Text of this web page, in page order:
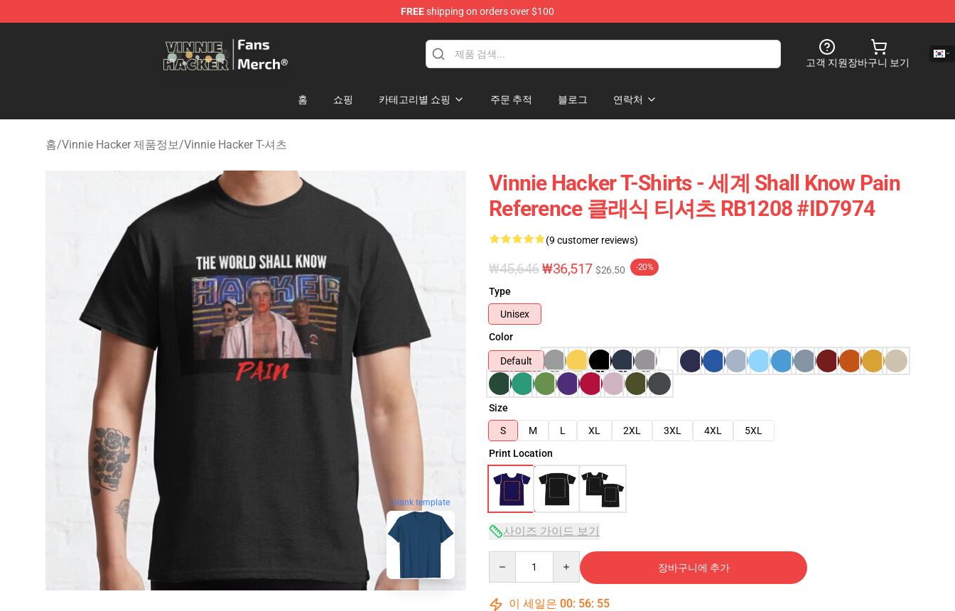
FREEshipping on orders over $100
고객 지원장바구니 보기
홈 쇼핑 카테고리별 쇼핑 주문 추적 블로그 연락처
홈/Vinnie Hacker 제품정보/Vinnie Hacker T-셔츠
blank template
Vinnie Hacker T-Shirts - 세계 Shall Know Pain
Reference 클래식 티셔츠 RB1208 #ID7974
(9 customer reviews)
₩45,646₩36,517 $26.50 -20%
Type
Unisex
Color
Default
Size
S
M L XL 2XL 3XL 4XL
5XL
Print Location
사이즈 가이드 보기
장바구니에 추가
이 세일은 00: 56: 54